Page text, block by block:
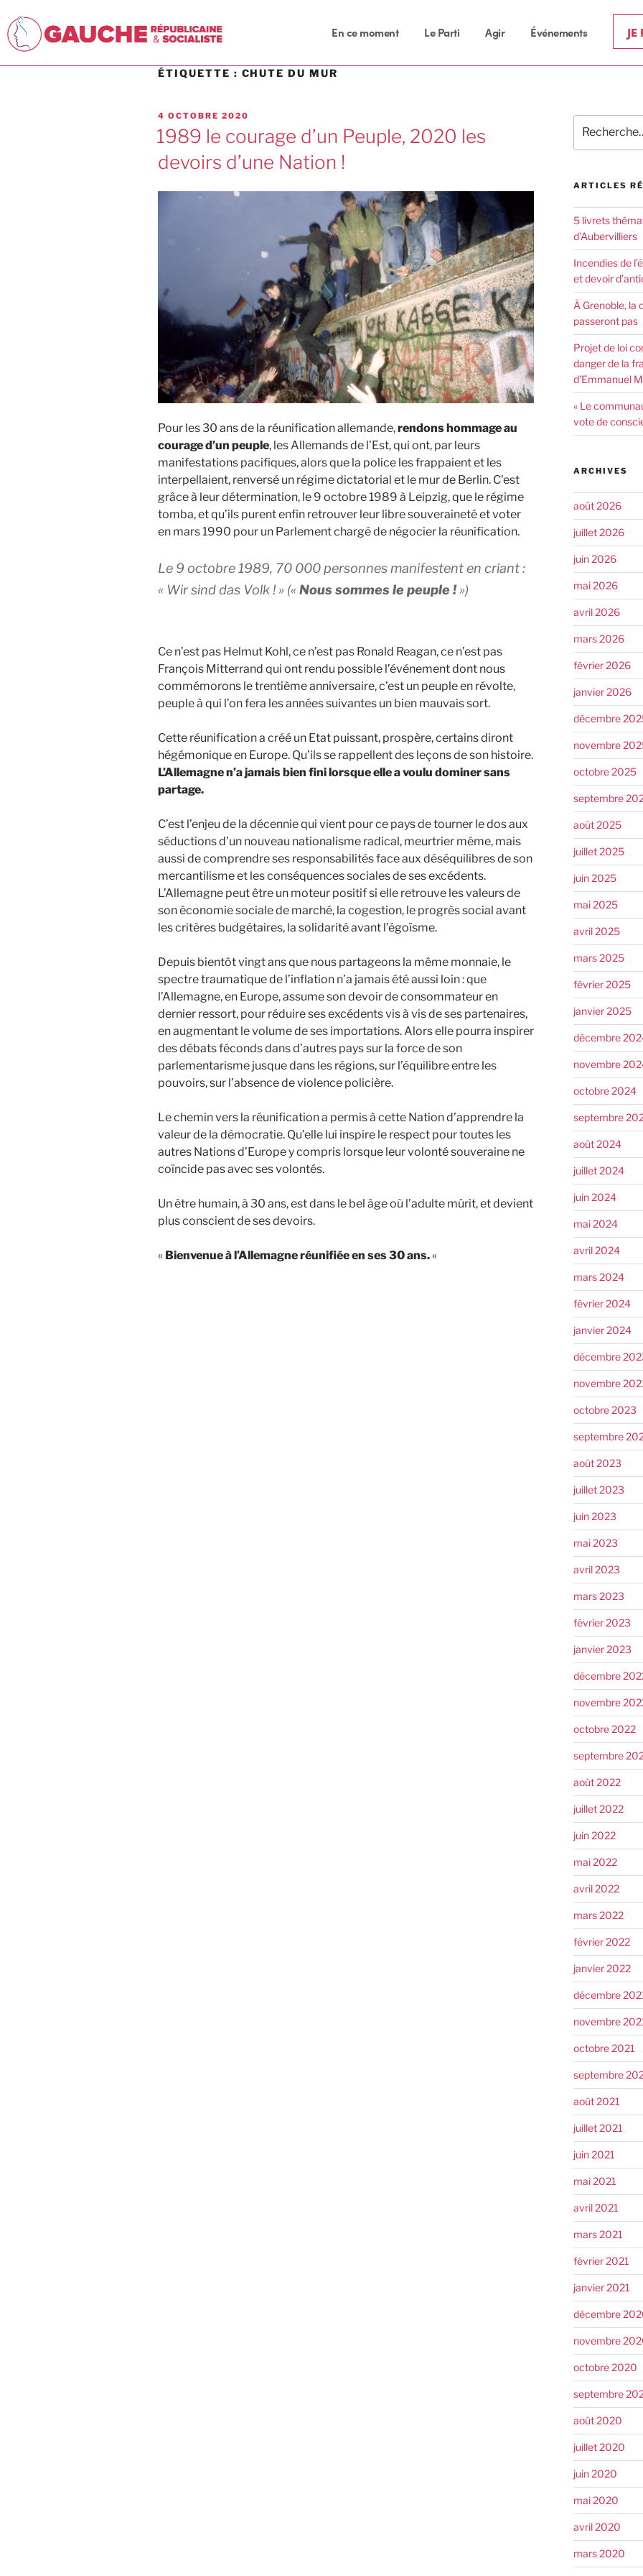
En ce moment Le Parti Agir Événements JE
ÉTIQUETTE : CHUTE DU MUR
4 OCTOBRE 2020
1989 le courage d’un Peuple, 2020 les
devoirs d’une Nation !
Pour les 30 ans de la réunification allemande,rendons hommage au
courage d’un peuple, les Allemands de l’Est, qui ont, par leurs
manifestations pacifiques, alors que la police les frappaient et les
interpellaient, renversé un régime dictatorial et le mur de Berlin. C’est
grâce à leur détermination, le 9 octobre 1989 à Leipzig, que le régime
tomba, et qu’ils purent enfin retrouver leur libre souveraineté et voter
en mars 1990 pour un Parlement chargé de négocier la réunification.
Le 9 octobre 1989, 70 000 personnes manifestent en criant :
« Wir sind das Volk ! » («Nous sommes le peuple !»)
Ce n’est pas Helmut Kohl, ce n’est pas Ronald Reagan, ce n’est pas
François Mitterrand qui ont rendu possible l’événement dont nous
commémorons le trentième anniversaire, c’est un peuple en révolte,
peuple à qui l’on fera les années suivantes un bien mauvais sort.
Cette réunification a créé un Etat puissant, prospère, certains diront
hégémonique en Europe. Qu’ils se rappellent des leçons de son histoire.
L’Allemagne n’a jamais bien fini lorsque elle a voulu dominer sans
partage.
C’est l’enjeu de la décennie qui vient pour ce pays de tourner le dos aux
séductions d’un nouveau nationalisme radical, meurtrier même, mais
aussi de comprendre ses responsabilités face aux déséquilibres de son
mercantilisme et les conséquences sociales de ses excédents.
L’Allemagne peut être un moteur positif si elle retrouve les valeurs de
son économie sociale de marché, la cogestion, le progrès social avant
les critères budgétaires, la solidarité avant l’égoïsme.
Depuis bientôt vingt ans que nous partageons la même monnaie, le
spectre traumatique de l’inflation n’a jamais été aussi loin : que
l’Allemagne, en Europe, assume son devoir de consommateur en
dernier ressort, pour réduire ses excédents vis à vis de ses partenaires,
en augmentant le volume de ses importations. Alors elle pourra inspirer
des débats féconds dans d’autres pays sur la force de son
parlementarisme jusque dans les régions, sur l’équilibre entre les
pouvoirs, sur l’absence de violence policière.
Le chemin vers la réunification a permis à cette Nation d’apprendre la
valeur de la démocratie. Qu’elle lui inspire le respect pour toutes les
autres Nations d’Europe y compris lorsque leur volonté souveraine ne
coïncide pas avec ses volontés.
Un être humain, à 30 ans, est dans le bel âge où l’adulte mûrit, et devient
plus conscient de ses devoirs.
« Bienvenue à l’Allemagne réunifiée en ses 30 ans.«
ARTICLES
5 livrets
d’Aubervilliers
Incendies de
et devoir
À Grenoble, la
passeront pas
Projet de loi
danger de la
d’Emmanuel
« Le
vote de
ARCHIVES
août 2026
juillet 2026
juin 2026
mai 2026
avril 2026
mars 2026
février 2026
janvier 2026
décembre
novembre
octobre 2025
septembre
août 2025
juillet 2025
juin 2025
mai 2025
avril 2025
mars 2025
février 2025
janvier 2025
décembre
novembre
octobre 2024
septembre
août 2024
juillet 2024
juin 2024
mai 2024
avril 2024
mars 2024
février 2024
janvier 2024
décembre
novembre
octobre 2023
septembre
août 2023
juillet 2023
juin 2023
mai 2023
avril 2023
mars 2023
février 2023
janvier 2023
décembre
novembre
octobre 2022
septembre
août 2022
juillet 2022
juin 2022
mai 2022
avril 2022
mars 2022
février 2022
janvier 2022
décembre
novembre
octobre 2021
septembre
août 2021
juillet 2021
juin 2021
mai 2021
avril 2021
mars 2021
février 2021
janvier 2021
décembre
novembre
octobre 2020
septembre
août 2020
juillet 2020
juin 2020
mai 2020
avril 2020
mars 2020